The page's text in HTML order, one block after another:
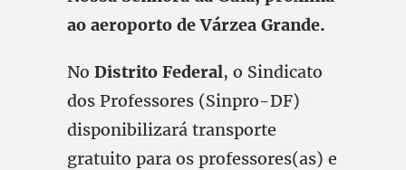
ao aeroporto de Várzea Grande.
No Distrito Federal, o Sindicato
dos Professores (Sinpro-DF)
disponibilizará transporte
gratuito para os professores(as) e